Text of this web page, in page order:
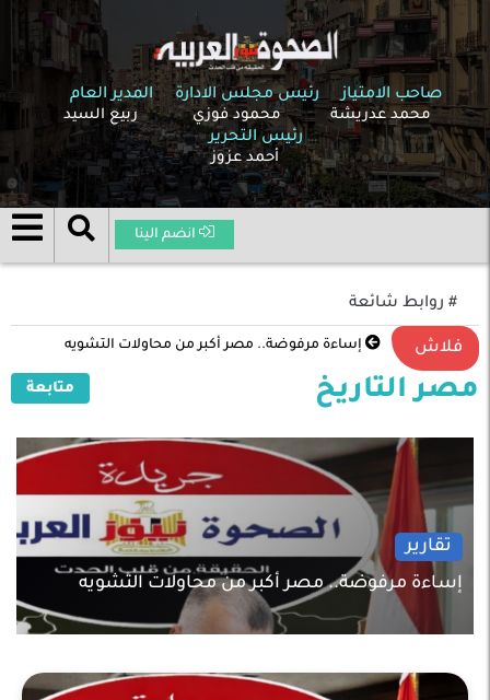
صاحب الامتياز
محمد عدريشة
رئيس مجلس الادارة
محمود فوزي
المدير العام
ربيع السيد
رئيس التحرير
أحمد عزوز
انضم الينا
# روابط شائعة
فلاش إساءة مرفوضة.. مصر أكبر من محاولات التشويه
مصر التاريخ متابعة
تقارير
إساءة مرفوضة.. مصر أكبر من محاولات التشويه